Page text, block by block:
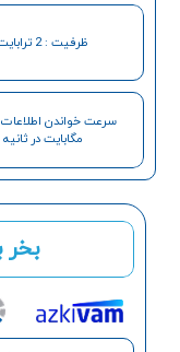
ظرفیت : 2 ترابایت
مگابایت در ثانیه